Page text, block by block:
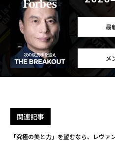
最
メ
関連記事
「究極の美と力」を望むなら、レヴ